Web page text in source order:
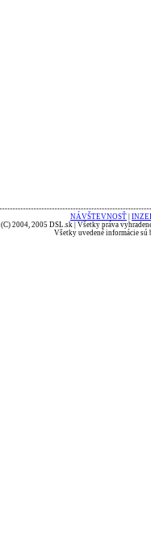
NÁVŠTEVNOSŤ
(C) 2004, 2005 DSL.sk | Všetky práva
Všetky uvedené informácie sú